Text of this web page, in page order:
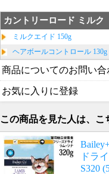
カントリーロード ミルク
ミルクエイド 150g
ヘアボールコントロール 130g
商品についてのお問い合
お気に入りに登録
この商品を見た人は、こ
ドラ
S320